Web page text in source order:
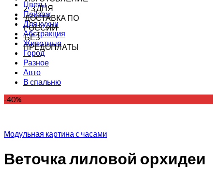
2-3 ДНЯ
ДОСТАВКА ПО
РОССИИ
БЕЗ
ПРЕДОПЛАТЫ
Цветы
Пейзаж
Для кухни
Абстракция
Животные
Город
Разное
Авто
В спальню
-40%
Модульная картина с часами
Веточка лиловой орхидеи